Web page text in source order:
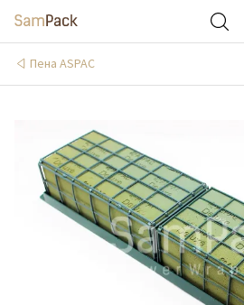
Пена ASPAC